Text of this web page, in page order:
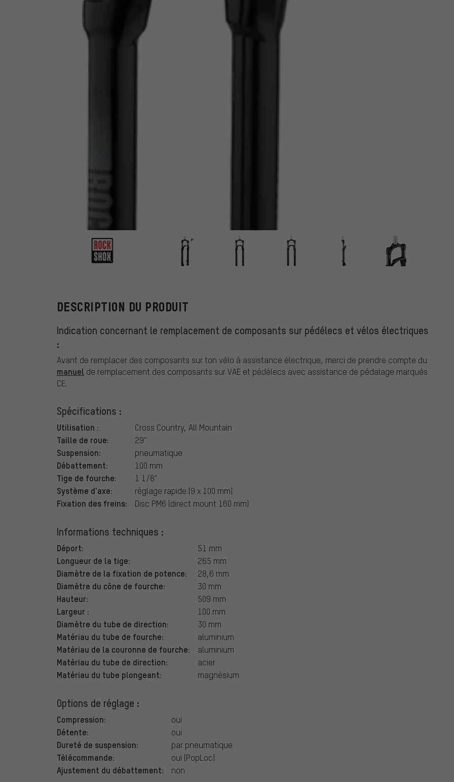
RockShox
DESCRIPTION DU PRODUIT
Indication concernant le remplacement de composants sur pédélecs et vélos électriques
:
Avant de remplacer des composants sur ton vélo à assistance électrique, merci de prendre compte du
manuel de remplacement des composants sur VAE et pédélecs avec assistance de pédalage marqués
CE.
Spécifications :
Utilisation : Cross Country, All Mountain
Taille de roue: 29"
Suspension: pneumatique
Débattement: 100 mm
Tige de fourche: 1 1/8"
Système d'axe: réglage rapide (9 x 100 mm)
Fixation des freins: Disc PM6 (direct mount 160 mm)
Informations techniques :
Déport: 51 mm
Longueur de la tige: 265 mm
Diamètre de la fixation de potence: 28,6 mm
Diamètre du cône de fourche: 30 mm
Hauteur: 509 mm
Largeur : 100 mm
Diamètre du tube de direction: 30 mm
Matériau du tube de fourche: aluminium
Matériau de la couronne de fourche: aluminium
Matériau du tube de direction: acier
Matériau du tube plongeant: magnésium
Options de réglage :
Compression: oui
Détente: oui
Dureté de suspension: par pneumatique
Télécommande: oui (PopLoc)
Ajustement du débattement: non